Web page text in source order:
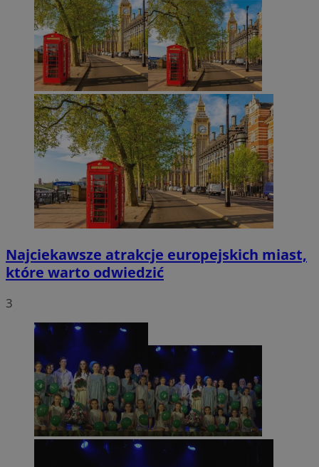
Najciekawsze atrakcje europejskich miast,
które warto odwiedzić
3